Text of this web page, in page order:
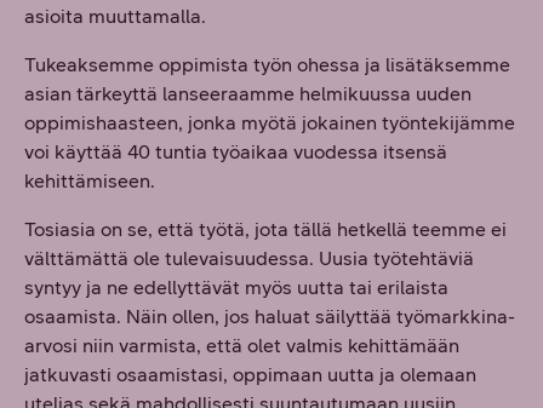
asioita muuttamalla.
Tukeaksemme oppimista työn ohessa ja lisätäksemme
asian tärkeyttä lanseeraamme helmikuussa uuden
oppimishaasteen, jonka myötä jokainen työntekijämme
voi käyttää 40 tuntia työaikaa vuodessa itsensä
kehittämiseen.
Tosiasia on se, että työtä, jota tällä hetkellä teemme ei
välttämättä ole tulevaisuudessa. Uusia työtehtäviä
syntyy ja ne edellyttävät myös uutta tai erilaista
osaamista. Näin ollen, jos haluat säilyttää työmarkkina-
arvosi niin varmista, että olet valmis kehittämään
jatkuvasti osaamistasi, oppimaan uutta ja olemaan